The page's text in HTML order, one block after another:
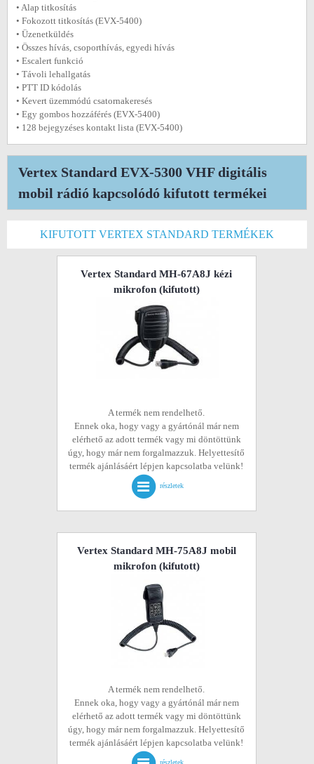
• Alap titkosítás
• Fokozott titkosítás (EVX-5400)
• Üzenetküldés
• Összes hívás, csoporthívás, egyedi hívás
• Escalert funkció
• Távoli lehallgatás
• PTT ID kódolás
• Kevert üzemmódú csatornakeresés
• Egy gombos hozzáférés (EVX-5400)
• 128 bejegyzéses kontakt lista (EVX-5400)
Vertex Standard EVX-5300 VHF digitális
mobil rádió kapcsolódó kifutott termékei
KIFUTOTT VERTEX STANDARD TERMÉKEK
Vertex Standard MH-67A8J kézi
mikrofon(kifutott)
A termék nem rendelhető.
Ennek oka, hogy vagy a gyártónál már nem
elérhető az adott termék vagy mi döntöttünk
úgy, hogy már nem forgalmazzuk. Helyettesítő
termék ajánlásáért lépjen kapcsolatba velünk!
részletek
Vertex Standard MH-75A8J mobil
mikrofon(kifutott)
A termék nem rendelhető.
Ennek oka, hogy vagy a gyártónál már nem
elérhető az adott termék vagy mi döntöttünk
úgy, hogy már nem forgalmazzuk. Helyettesítő
termék ajánlásáért lépjen kapcsolatba velünk!
részletek